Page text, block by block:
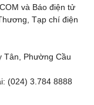
và Báo điện tử
Tạp chí điện
Tân, Phường Cầu
(024) 3.784 8888